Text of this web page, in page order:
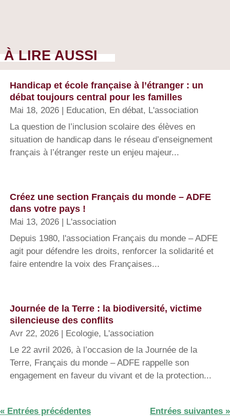
À LIRE AUSSI
Handicap et école française à l’étranger : un
débat toujours central pour les familles
Mai 18, 2026 Education, En débat, L'association
La question de l’inclusion scolaire des élèves en
situation de handicap dans le réseau d’enseignement
français à l’étranger reste un enjeu majeur...
Créez une section Français du monde – ADFE
dans votre pays !
Mai 13, 2026
L'association
Depuis 1980, l'association Français du monde – ADFE
agit pour défendre les droits, renforcer la solidarité et
faire entendre la voix des Françaises...
Journée de la Terre : la biodiversité, victime
silencieuse des conflits
Avr 22, 2026 Ecologie, L'association
Le 22 avril 2026, à l’occasion de la Journée de la
Terre, Français du monde – ADFE rappelle son
engagement en faveur du vivant et de la protection...
« Entrées précédentes Entrées suivantes »